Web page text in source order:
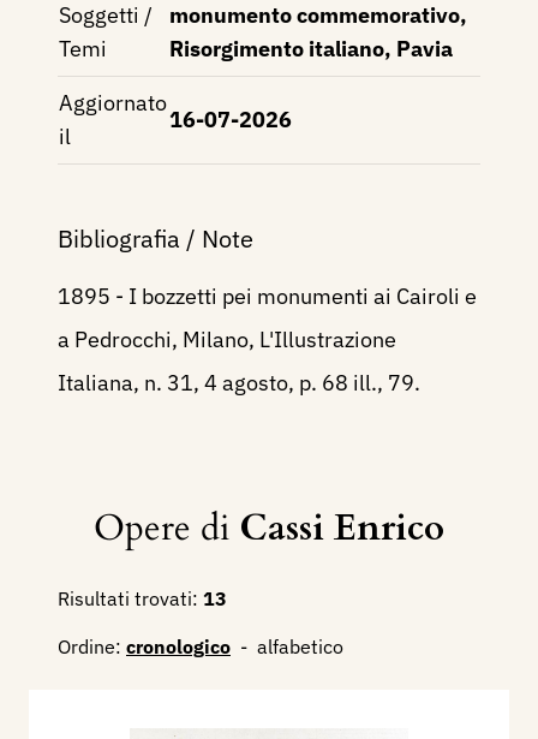
Soggetti /
Temi
monumento commemorativo,
Risorgimento italiano, Pavia
Aggiornato
il
16-07-2026
Bibliografia / Note
1895 - I bozzetti pei monumenti ai Cairoli e
a Pedrocchi, Milano, L'Illustrazione
Italiana, n. 31, 4 agosto, p. 68 ill., 79.
Opere di Cassi Enrico
Risultati trovati: 13
Ordine: cronologico - alfabetico